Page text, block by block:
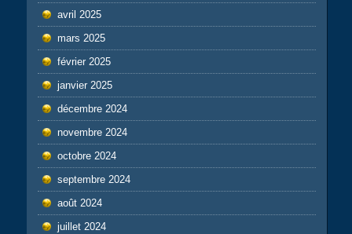
avril 2025
mars 2025
février 2025
janvier 2025
décembre 2024
novembre 2024
octobre 2024
septembre 2024
août 2024
juillet 2024